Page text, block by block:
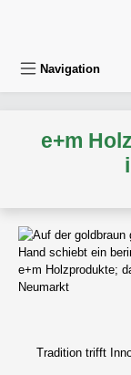
Zum Hauptinhalt
Navigation
e+m
Tradition trifft